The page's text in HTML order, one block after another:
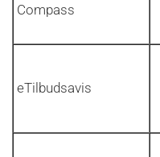
Compass
eTilbudsavis